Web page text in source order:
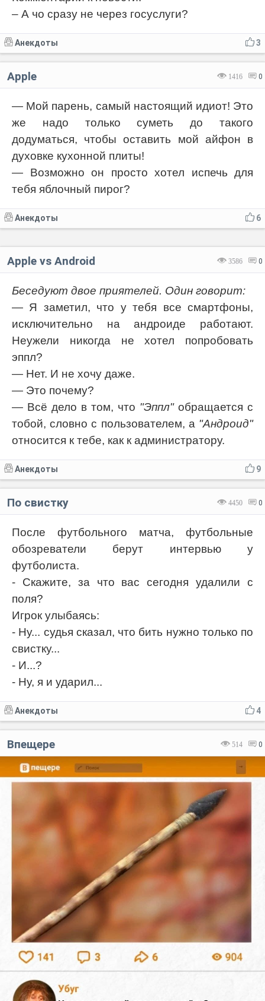
– А чо сразу не через госуслуги?
3
Анекдоты
1416 0
Apple
— Мой парень, самый настоящий идиот! Это
же надо только суметь до такого
додуматься, чтобы оставить мой айфон в
духовке кухонной плиты!
— Возможно он просто хотел испечь для
тебя яблочный пирог?
6
Анекдоты
3586 0
Apple vs Android
Беседуют двое приятелей. Один говорит:
— Я заметил, что у тебя все смартфоны,
исключительно на андроиде работают.
Неужели никогда не хотел попробовать
эппл?
— Нет. И не хочу даже.
— Это почему?
— Всё дело в том, что "Эппл"обращается с
тобой, словно с пользователем, а "Андроид"
относится к тебе, как к администратору.
9
Анекдоты
4450 0
По свистку
После футбольного матча, футбольные
обозреватели берут интервью у
футболиста.
- Скажите, за что вас сегодня удалили с
поля?
Игрок улыбаясь:
- Ну... судья сказал, что бить нужно только по
свистку...
- И...?
- Ну, я и ударил...
4
Анекдоты
514 0
Впещере